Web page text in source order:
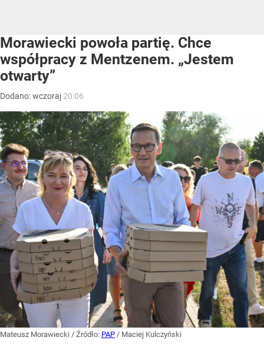
Morawiecki powoła partię. Chce
współpracy z Mentzenem. „Jestem
otwarty”
Dodano:wczoraj 20:06
Mateusz Morawiecki / Źródło: PAP / Maciej Kulczyński